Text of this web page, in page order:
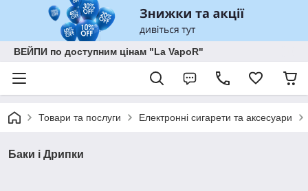
ВЕЙПИ по доступним цінам "La VapoR"
Товари та послуги Електронні сигарети та аксесуари
Баки і Дрипки